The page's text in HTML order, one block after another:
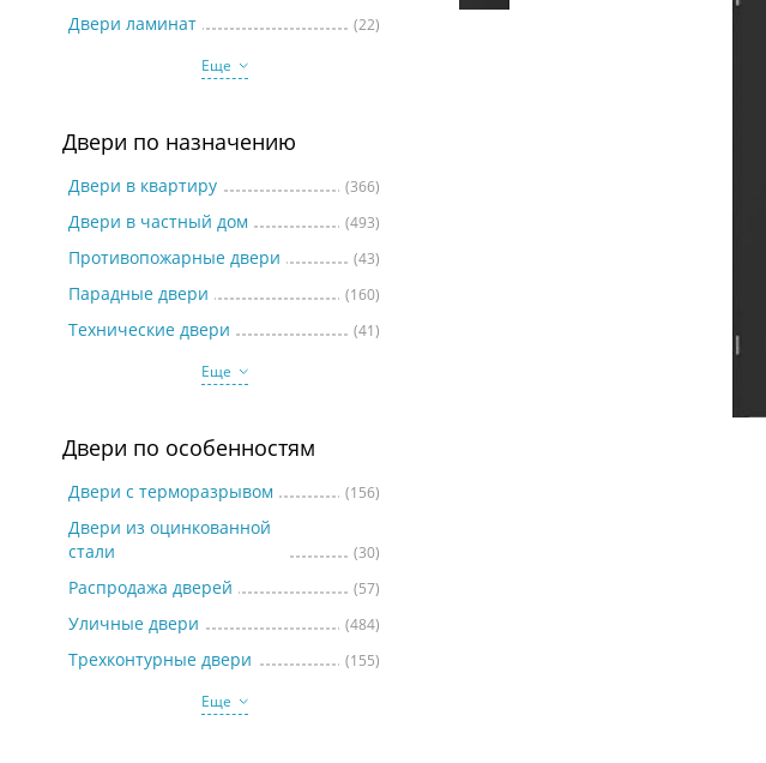
Двери с винилискожей
Двери ламинат
(22)
Еще
Двери по назначению
Двери в квартиру (366)
Двери в частный дом (493)
Противопожарные двери (43)
Парадные двери (160)
Технические двери
(41)
Еще
Двери по особенностям
Двери с терморазрывом (156)
Двери из оцинкованной
стали
(30)
Распродажа дверей (57)
Уличные двери (484)
Трехконтурные двери
(155)
Еще